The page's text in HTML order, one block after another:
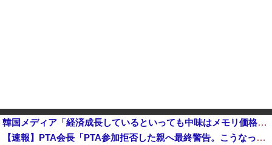
韓国メディア「経済成長しているといっても中味はメモリ価格だけ。雇用増加見通しが半減してしまった」……韓国の内需不況は根強い状況っすね
【速報】PTA会長「PTA参加拒否した親へ最終警告。こうなってもいい？」問題になりすぎて即撤回他